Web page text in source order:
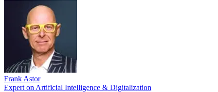
Frank Astor
Expert on Artificial Intelligence & Digitalization